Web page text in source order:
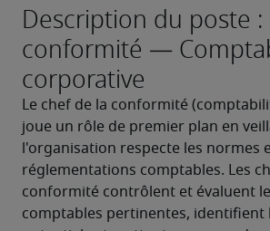
Description du poste :
conformité —
corporative
Le chef de la conformité
joue un rôle de premier plan en
l'organisation respecte les normes
réglementations comptables. Les
conformité contrôlent et évaluent
comptables pertinentes, identifient